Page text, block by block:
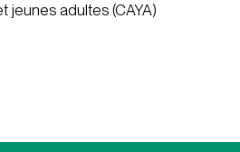
jeunes adultes (CAYA)